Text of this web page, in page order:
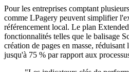
Pour les entreprises comptant
comme LPagery peuvent simplifier
référencement local. Le plan
fonctionnalités telles que le balisage
création de pages en masse,
jusqu'à 75 % par rapport aux